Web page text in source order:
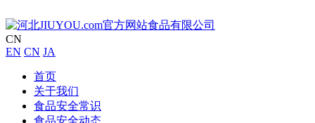
CN
EN CN JA
首页
关于我们
食品安全常识
食品安全动态